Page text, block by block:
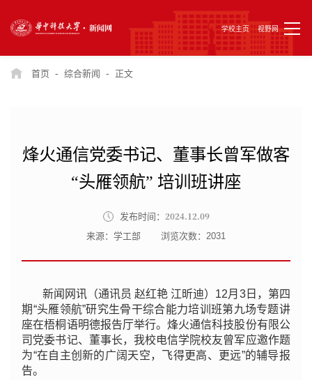
学校主页 视野网
首页 - 综合新闻 - 正文
烽火通信党委书记、董事长曾军做客
“头雁领航” 培训班讲座
发布时间： 2024.12.09
来源：学工部 浏览次数： 2031
新闻网讯（通讯员 赵红艳 江昕迪）12月3日，第四
期“头雁领航”研究生骨干综合能力培训班第九场专题讲
座在梧桐语明德报告厅举行。烽火通信科技股份有限公
司党委书记、董事长，我校电信学院校友曾军应邀作题
为“在自主创新的广阔天空，飞得更高、更远”的辅导报
告。